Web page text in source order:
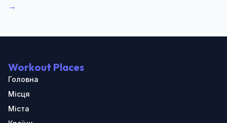
→
Workout Places
Головна
Місця
Міста